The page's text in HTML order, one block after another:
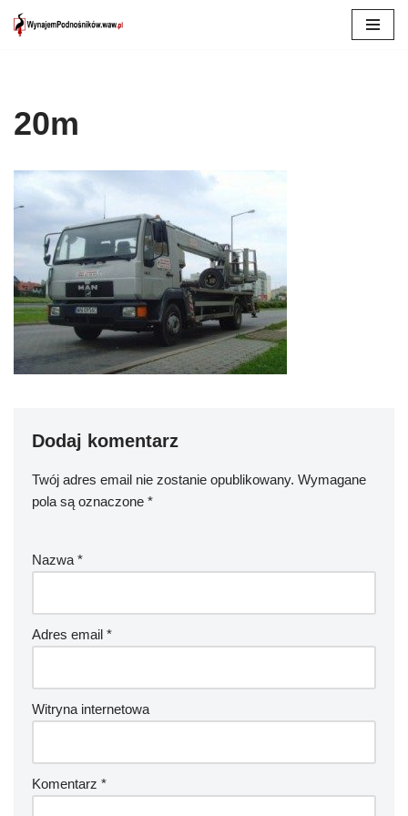
20m
Dodaj komentarz
Twój adres email nie zostanie opublikowany. Wymagane
pola są oznaczone *
Nazwa *
Adres email *
Witryna internetowa
Komentarz *